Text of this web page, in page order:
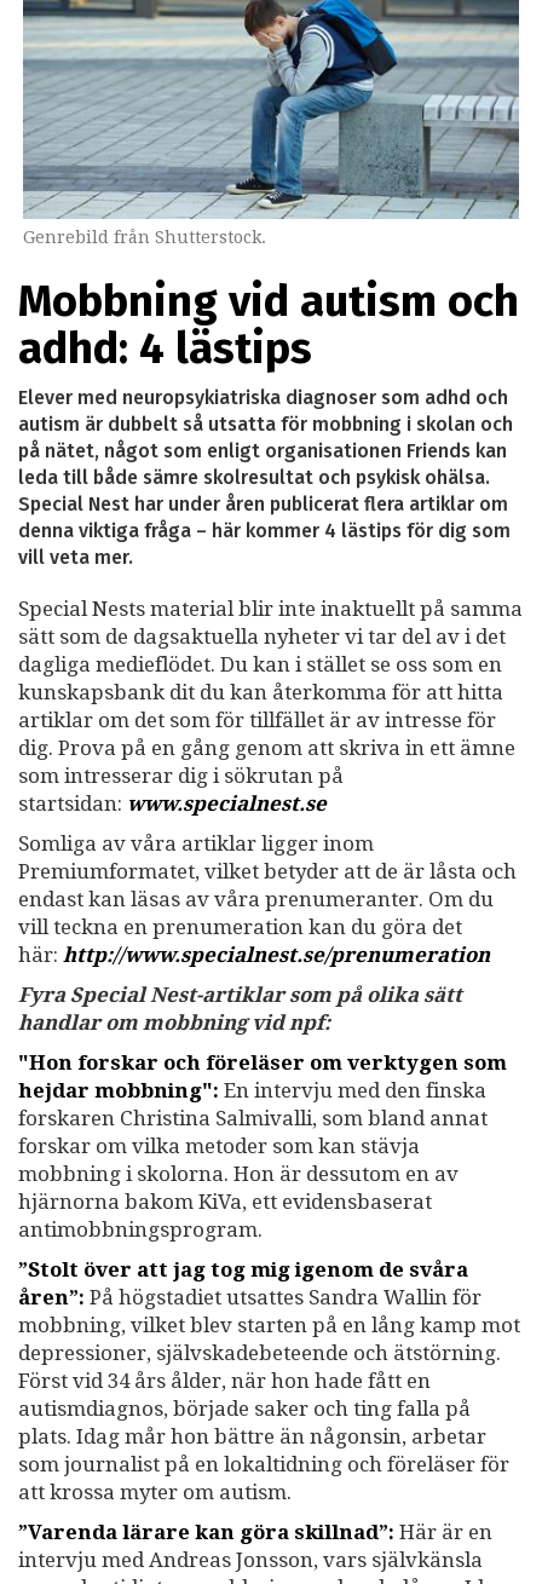
Genrebild från Shutterstock.
Mobbning vid autism och
adhd: 4 lästips
Elever med neuropsykiatriska diagnoser som adhd och
autism är dubbelt så utsatta för mobbning i skolan och
på nätet, något som enligt organisationen Friends kan
leda till både sämre skolresultat och psykisk ohälsa.
Special Nest har under åren publicerat flera artiklar om
denna viktiga fråga – här kommer 4 lästips för dig som
vill veta mer.
Special Nests material blir inte inaktuellt på samma
sätt som de dagsaktuella nyheter vi tar del av i det
dagliga medieflödet. Du kan i stället se oss som en
kunskapsbank dit du kan återkomma för att hitta
artiklar om det som för tillfället är av intresse för
dig. Prova på en gång genom att skriva in ett ämne
som intresserar dig i sökrutan på
startsidan: www.specialnest.se
Somliga av våra artiklar ligger inom
Premiumformatet, vilket betyder att de är låsta och
endast kan läsas av våra prenumeranter. Om du
vill teckna en prenumeration kan du göra det
här: http://www.specialnest.se/prenumeration
Fyra Special Nest-artiklar som på olika sätt
handlar om mobbning vid npf:
"Hon forskar och föreläser om verktygen som
hejdar mobbning": En intervju med den finska
forskaren Christina Salmivalli, som bland annat
forskar om vilka metoder som kan stävja
mobbning i skolorna. Hon är dessutom en av
hjärnorna bakom KiVa, ett evidensbaserat
antimobbningsprogram.
”Stolt över att jag tog mig igenom de svåra
åren”: På högstadiet utsattes Sandra Wallin för
mobbning, vilket blev starten på en lång kamp mot
depressioner, självskadebeteende och ätstörning.
Först vid 34 års ålder, när hon hade fått en
autismdiagnos, började saker och ting falla på
plats. Idag mår hon bättre än någonsin, arbetar
som journalist på en lokaltidning och föreläser för
att krossa myter om autism.
”Varenda lärare kan göra skillnad”: Här är en
intervju med Andreas Jonsson, vars självkänsla